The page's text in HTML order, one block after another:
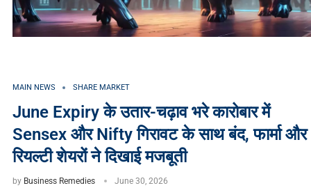
MAIN NEWS SHARE MARKET
June Expiry के उतार-चढ़ाव भरे कारोबार में
Sensex और Nifty गिरावट के साथ बंद, फार्मा और
रियल्टी शेयरों ने दिखाई मजबूती
by Business Remedies June 30, 2026